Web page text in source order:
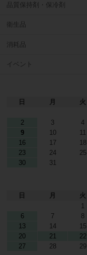
品質保持剤・保冷剤
衛生品
消耗品
イベント
日
月 火
2
3 4
9
10 11
16
17 18
23
24 25
30
31
日
月 火
1
6
7 8
13
14 15
20
21 22
27
28 29